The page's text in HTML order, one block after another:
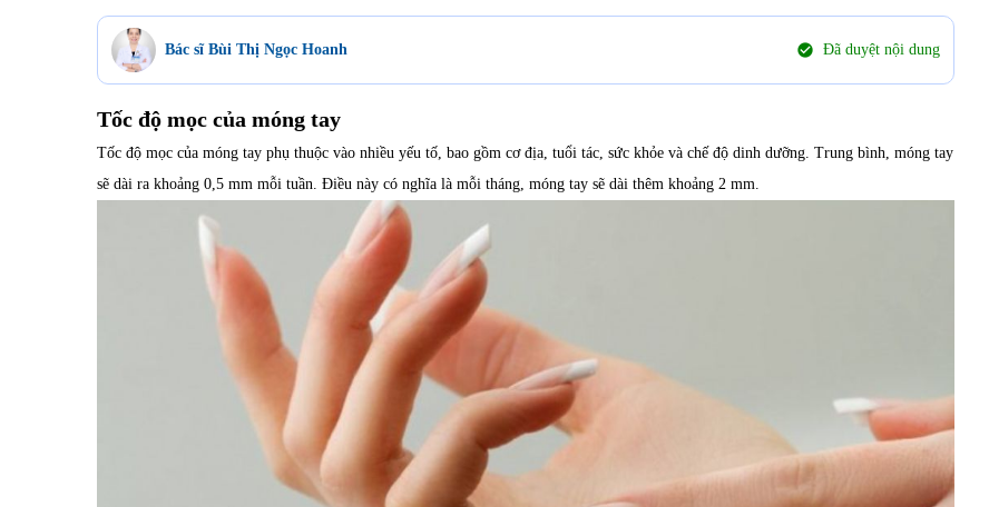
Bác sĩ Bùi Thị Ngọc Hoanh check_circle Đã duyệt nội dung
Tốc độ mọc của móng tay
Tốc độ mọc của móng tay phụ thuộc vào nhiều yếu tố, bao gồm cơ địa, tuổi tác, sức khỏe và chế độ dinh dưỡng. Trung bình, móng tay
sẽ dài ra khoảng 0,5 mm mỗi tuần. Điều này có nghĩa là mỗi tháng, móng tay sẽ dài thêm khoảng 2 mm.